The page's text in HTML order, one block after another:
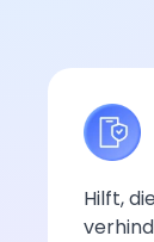
Hilft,